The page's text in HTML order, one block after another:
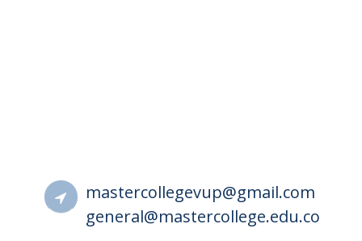
mastercollegevup@gmail.com
general@mastercollege.edu.co